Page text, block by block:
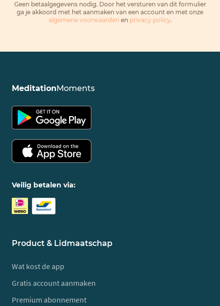
Geen betaalgegevens nodig. Door het versturen van dit formulier
ga je akkoord met het aanmaken van een account en met onze
algemene voorwaarden en privacy policy.
Meditation Moments
Veilig betalen via:
Product & Lidmaatschap
Wat kost de app
Gratis account aanmaken
Premium abonnement